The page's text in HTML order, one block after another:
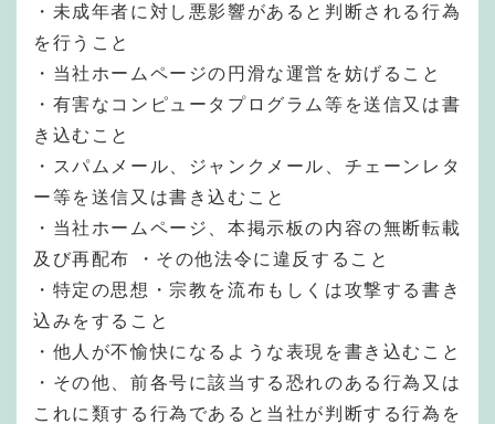
・未成年者に対し悪影響があると判断される行為
を行うこと
・当社ホームページの円滑な運営を妨げること
・有害なコンピュータプログラム等を送信又は書
き込むこと
・スパムメール、ジャンクメール、チェーンレタ
ー等を送信又は書き込むこと
・当社ホームページ、本掲示板の内容の無断転載
及び再配布 ・その他法令に違反すること
・特定の思想・宗教を流布もしくは攻撃する書き
込みをすること
・他人が不愉快になるような表現を書き込むこと
・その他、前各号に該当する恐れのある行為又は
これに類する行為であると当社が判断する行為を